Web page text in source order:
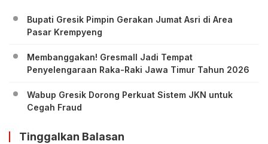
Bupati Gresik Pimpin Gerakan Jumat Asri di Area
Pasar Krempyeng
Membanggakan! Gresmall Jadi Tempat
Penyelengaraan Raka-Raki Jawa Timur Tahun 2026
Wabup Gresik Dorong Perkuat Sistem JKN untuk
Cegah Fraud
Tinggalkan Balasan